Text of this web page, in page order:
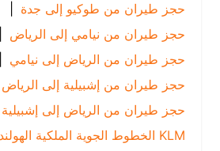
حجز طيران من طوكيو إلى جدة
حجز طيران من نيامي إلى الرياض
|
حجز طيران من الرياض إلى نيامي |
حجز طيران من إشبيلية إلى الرياض
|
حجز طيران من الرياض إلى إشبيلية |
|